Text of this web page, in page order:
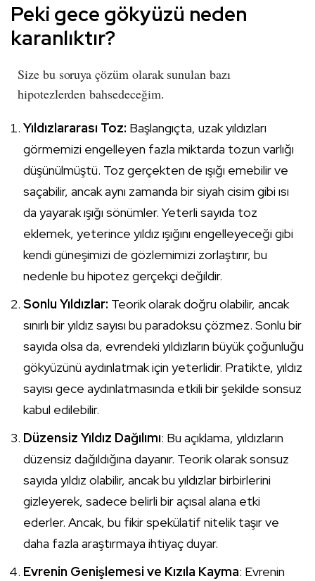
Peki gece gökyüzü neden
karanlıktır?
Size bu soruya çözüm olarak sunulan bazı
hipotezlerden bahsedeceğim.
Yıldızlararası Toz: Başlangıçta, uzak yıldızları
görmemizi engelleyen fazla miktarda tozun varlığı
düşünülmüştü. Toz gerçekten de ışığı emebilir ve
saçabilir, ancak aynı zamanda bir siyah cisim gibi ısı
da yayarak ışığı sönümler. Yeterli sayıda toz
eklemek, yeterince yıldız ışığını engelleyeceği gibi
kendi güneşimizi de gözlemimizi zorlaştırır, bu
nedenle bu hipotez gerçekçi değildir.
Sonlu Yıldızlar: Teorik olarak doğru olabilir, ancak
sınırlı bir yıldız sayısı bu paradoksu çözmez. Sonlu bir
sayıda olsa da, evrendeki yıldızların büyük çoğunluğu
gökyüzünü aydınlatmak için yeterlidir. Pratikte, yıldız
sayısı gece aydınlatmasında etkili bir şekilde sonsuz
kabul edilebilir.
Düzensiz Yıldız Dağılımı: Bu açıklama, yıldızların
düzensiz dağıldığına dayanır. Teorik olarak sonsuz
sayıda yıldız olabilir, ancak bu yıldızlar birbirlerini
gizleyerek, sadece belirli bir açısal alana etki
ederler. Ancak, bu fikir spekülatif nitelik taşır ve
daha fazla araştırmaya ihtiyaç duyar.
Evrenin Genişlemesi ve Kızıla Kayma: Evrenin